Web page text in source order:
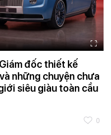
đốc thiết kế
những chuyện chưa
siêu giàu toàn cầu
0